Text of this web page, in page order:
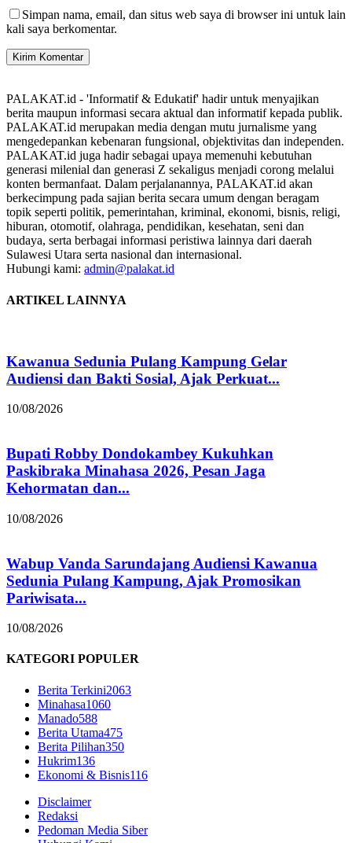
Simpan nama, email, dan situs web saya di browser ini untuk lain
kali saya berkomentar.
PALAKAT.id - 'Informatif & Edukatif' hadir untuk menyajikan
berita maupun informasi secara aktual dan informatif kepada publik.
PALAKAT.id merupakan media dengan mutu jurnalisme yang
mengedepankan kebenaran fungsional, objektivitas dan independen.
PALAKAT.id juga hadir sebagai upaya memenuhi kebutuhan
generasi milenial dan generasi Z sekaligus menjadi corong melalui
konten bermanfaat. Dalam perjalanannya, PALAKAT.id akan
berkecimpung pada sajian berita secara umum dengan beragam
topik seperti politik, pemerintahan, kriminal, ekonomi, bisnis, religi,
hiburan, otomotif, olahraga, pendidikan, kesehatan, seni dan
budaya, serta berbagai informasi peristiwa lainnya dari daerah
Sulawesi Utara serta nasional dan internasional.
Hubungi kami: admin@palakat.id
ARTIKEL LAINNYA
Kawanua Sedunia Pulang Kampung Gelar
Audiensi dan Bakti Sosial, Ajak Perkuat...
10/08/2026
Bupati Robby Dondokambey Kukuhkan
Paskibraka Minahasa 2026, Pesan Jaga
Kehormatan dan...
10/08/2026
Wabup Vanda Sarundajang Audiensi Kawanua
Sedunia Pulang Kampung, Ajak Promosikan
Pariwisata...
10/08/2026
KATEGORI POPULER
Berita Terkini2063
Minahasa1060
Manado588
Berita Utama475
Berita Pilihan350
Hukrim136
Ekonomi & Bisnis116
Disclaimer
Redaksi
Pedoman Media Siber